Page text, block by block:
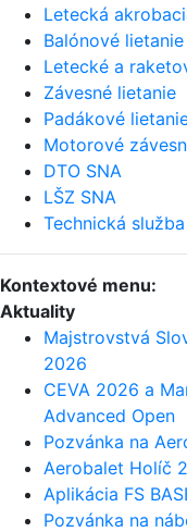
Letecká
Balónové lietanie
Letecké a
Závesné lietanie
Padákové
Motorové
DTO SNA
LŠZ SNA
Technická
Kontextové menu:
Aktuality
Majstrovstvá
2026
CEVA 2026 a
Advanced Open
Pozvánka na
Aerobalet Holíč
Aplikácia FS
Pozvánka na